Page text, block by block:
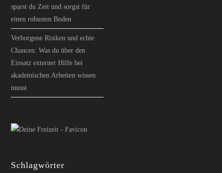
sparst du Zeit und sorgst für
einen robusten Boden
Verborgene Risiken und echte
Chancen: Was du über den
Einsatz externer Hilfe bei
akademischen Arbeiten wissen
musst
Schlagwörter